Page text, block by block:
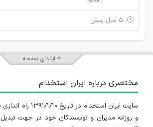
ابتدای صفحه
مختصری درباره ایران استخدام
سایت ایران استخدام
و روزانه مدیران و نویسندگان خود در جهت